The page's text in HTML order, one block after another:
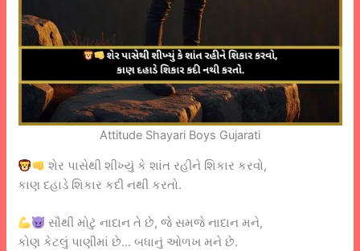
Attitude Shayari Boys Gujarati
શેર પાસેથી શીખ્યું કે શાંત રહીને શિકાર કરવો,
કાણ દહાડે શિકાર કદી નથી કરતો.
સૌથી મોટું નાદાન તે છે, જે સમજે નાદાન મને,
કોણ કેટલું પાણીમાં છે… બધાનું ઓળખ મને છે.